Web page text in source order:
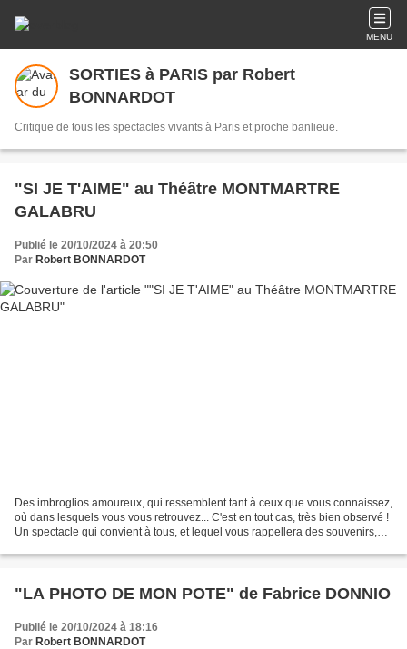
MENU
SORTIES à PARIS par Robert
BONNARDOT
Critique de tous les spectacles vivants à Paris et proche banlieue.
"SI JE T'AIME" au Théâtre MONTMARTRE
GALABRU
Publié le 20/10/2024 à 20:50
Par Robert BONNARDOT
Des imbroglios amoureux, qui ressemblent tant à ceux que vous connaissez,
où dans lesquels vous vous retrouvez... C'est en tout cas, très bien observé !
Un spectacle qui convient à tous, et lequel vous rappellera des souvenirs,
"LA PHOTO DE MON POTE" de Fabrice DONNIO
Publié le 20/10/2024 à 18:16
Par Robert BONNARDOT